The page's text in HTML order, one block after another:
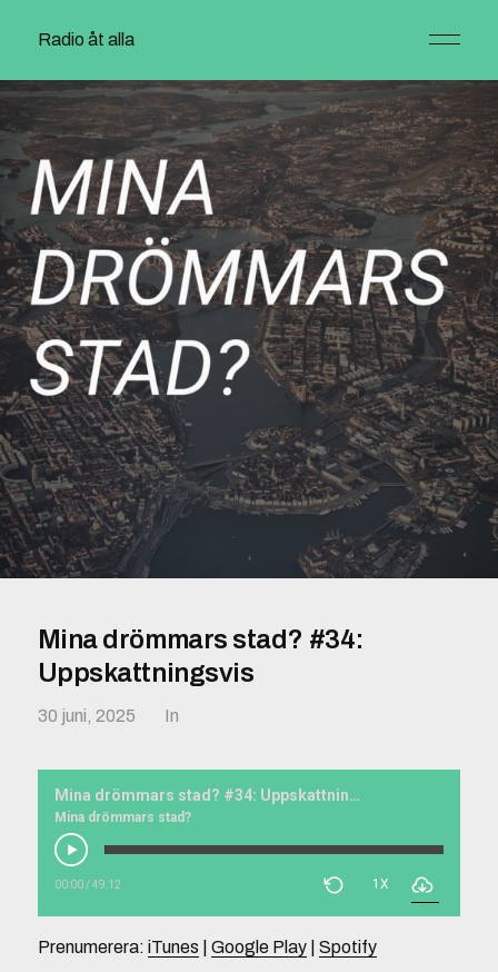
Radio åt alla
Mina drömmars stad? #34:
Uppskattningsvis
30 juni, 2025 In
Mina drömmars stad? #34: Uppskattningsvis
Mina drömmars stad?
00:00/49:12 1X
Prenumerera: iTunes Google Play| Spotify